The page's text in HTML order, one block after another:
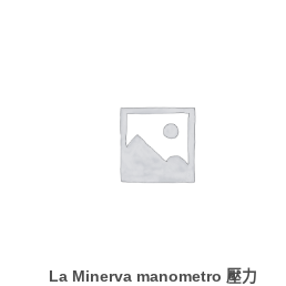
La Minerva manometro 壓力